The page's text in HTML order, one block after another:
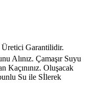
Garantilidir.
Alınız. Çamaşır Suyu
Kaçınınız. Oluşacak
Su ile Sİlerek